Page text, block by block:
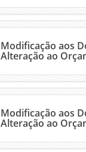
Modificação aos
Alteração ao
Modificação aos
Alteração ao